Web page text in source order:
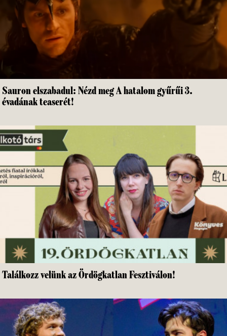
Sauron elszabadul: Nézd meg A hatalom gyűrűi 3.
évadának teaserét!
Találkozz velünk az Ördögkatlan Fesztiválon!